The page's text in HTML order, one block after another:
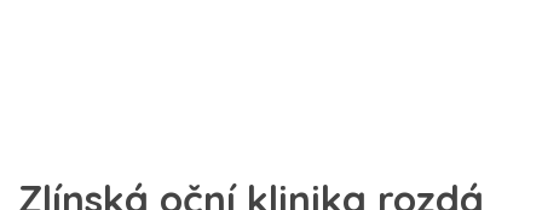
Zlínská oční klinika rozdá